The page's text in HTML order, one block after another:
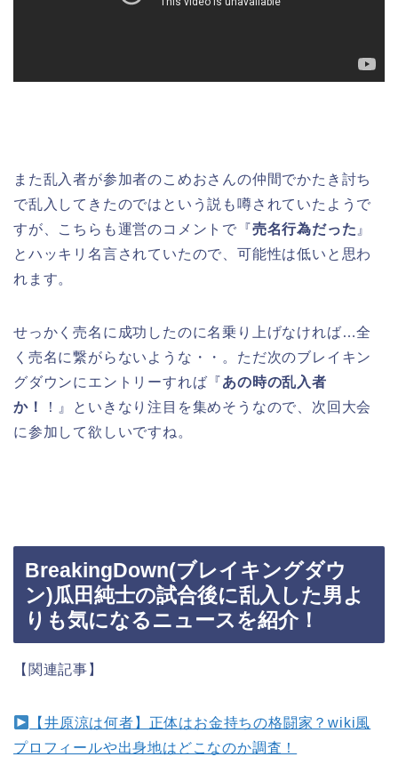
また乱入者が参加者のこめおさんの仲間でかたき討ち
で乱入してきたのではという説も噂されていたようで
すが、こちらも運営のコメントで『売名行為だった 』
とハッキリ名言されていたので、可能性は低いと思わ
れます。
せっかく売名に成功したのに名乗り上げなければ…全
く売名に繋がらないような・・。ただ次のブレイキン
グダウンにエントリーすれば『あの時の乱入者
か！
！』といきなり注目を集めそうなので、次回大会
に参加して欲しいですね。
BreakingDown(ブレイキングダウ
ン)瓜田純士の試合後に乱入した男よ
りも気になるニュースを紹介！
【関連記事】
【井原涼は何者】正体はお金持ちの格闘家？wiki風
プロフィールや出身地はどこなのか調査！